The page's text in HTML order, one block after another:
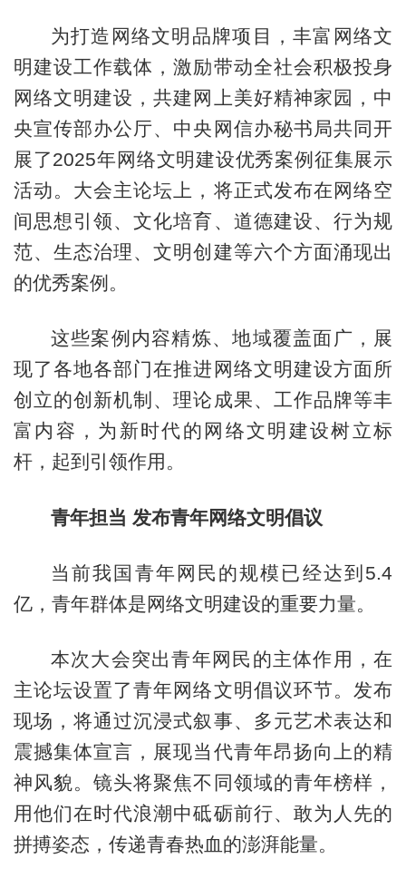
为打造网络文明品牌项目，丰富网络文
明建设工作载体，激励带动全社会积极投身
网络文明建设，共建网上美好精神家园，中
央宣传部办公厅、中央网信办秘书局共同开
展了2025年网络文明建设优秀案例征集展示
活动。大会主论坛上，将正式发布在网络空
间思想引领、文化培育、道德建设、行为规
范、生态治理、文明创建等六个方面涌现出
的优秀案例。
这些案例内容精炼、地域覆盖面广，展
现了各地各部门在推进网络文明建设方面所
创立的创新机制、理论成果、工作品牌等丰
富内容，为新时代的网络文明建设树立标
杆，起到引领作用。
青年担当 发布青年网络文明倡议
当前我国青年网民的规模已经达到5.4
亿，青年群体是网络文明建设的重要力量。
本次大会突出青年网民的主体作用，在
主论坛设置了青年网络文明倡议环节。发布
现场，将通过沉浸式叙事、多元艺术表达和
震撼集体宣言，展现当代青年昂扬向上的精
神风貌。镜头将聚焦不同领域的青年榜样，
用他们在时代浪潮中砥砺前行、敢为人先的
拼搏姿态，传递青春热血的澎湃能量。